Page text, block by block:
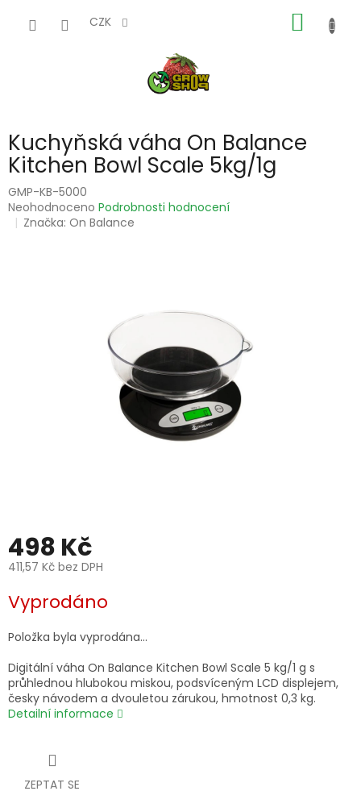
CZK
KOŠÍK
Kuchyňská váha On Balance
Kitchen Bowl Scale 5kg/1g
GMP-KB-5000
Průměrné
hodnocení
Neohodnoceno Podrobnosti hodnocení
Značka:On Balance
498 Kč
411,57 Kč bez DPH
cena:
Vyprodáno
Položka byla vyprodána…
Digitální váha On Balance Kitchen Bowl Scale 5 kg/1 g s
průhlednou hlubokou miskou, podsvíceným LCD displejem,
česky návodem a dvouletou zárukou, hmotnost 0,3 kg.
Detailní informace
ZEPTAT SE